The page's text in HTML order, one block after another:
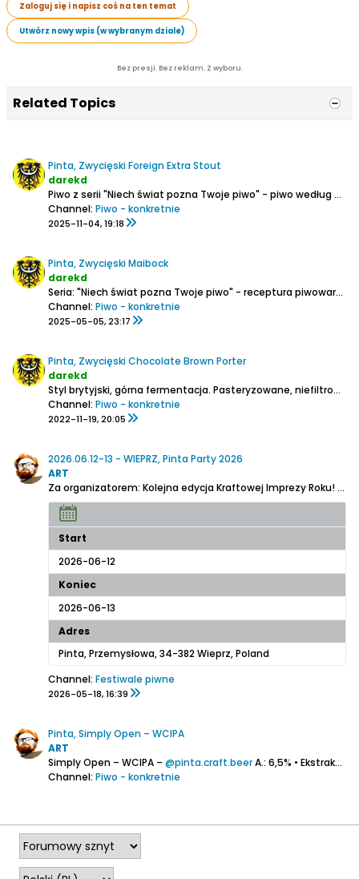
Zaloguj się i napisz coś na ten temat
Utwórz nowy wpis (w wybranym dziale)
Bez presji. Bez reklam. Z wyboru.
Related Topics
Pinta, Zwycięski Foreign Extra Stout
darekd
Piwo z serii "Niech świat pozna Twoje piwo" - piwo według przepisu Artura Pasiecznego
Channel: Piwo - konkretnie
2025-11-04, 19:18
Pinta, Zwycięski Maibock
darekd
Seria: "Niech świat pozna Twoje piwo" - receptura piwowara domowego Marcina Bukały
Channel: Piwo - konkretnie
2025-05-05, 23:17
Pinta, Zwycięski Chocolate Brown Porter
darekd
Styl brytyjski, górna fermentacja. Pasteryzowane, niefiltrowane inspirowane recepturą Kacpra Myślińskiego. Zwycięskie piwo w konkursie Niech Świat pozna Twoje Piwo 2022.
Channel: Piwo - konkretnie
2022-11-19, 20:05
2026.06.12-13 - WIEPRZ, Pinta Party 2026
ART
Za organizatorem: Kolejna edycja Kraftowej Imprezy Roku!
Start
2026-06-12
Koniec
2026-06-13
Adres
Pinta, Przemysłowa, 34-382 Wieprz, Poland
Channel: Festiwale piwne
2026-05-18, 16:39
Pinta, Simply Open – WCIPA
ART
Simply Open – WCIPA – @pinta.craft.beerA.: 6,5% • Ekstrakt: 15° P • IBU: ?
Channel: Piwo - konkretnie